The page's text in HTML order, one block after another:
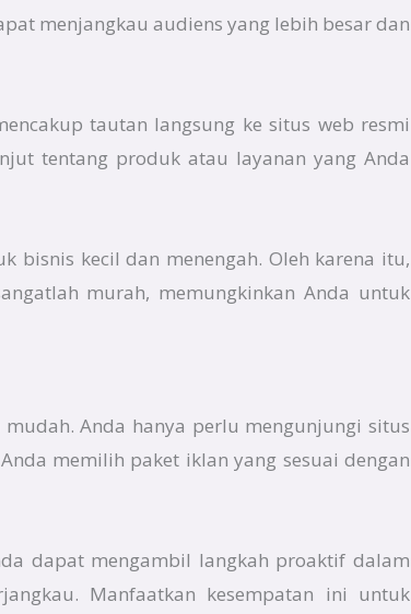
menjangkau audiens yang lebih besar dan
tautan langsung ke situs web resmi
tentang produk atau layanan yang Anda
bisnis kecil dan menengah. Oleh karena itu,
murah, memungkinkan Anda untuk
mudah. Anda hanya perlu mengunjungi situs
memilih paket iklan yang sesuai dengan
dapat mengambil langkah proaktif dalam
Manfaatkan kesempatan ini untuk